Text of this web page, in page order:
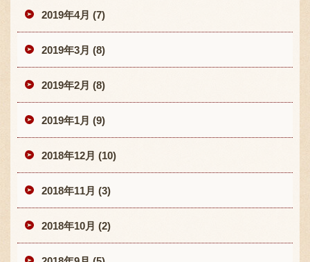
2019年4月 (7)
2019年3月 (8)
2019年2月 (8)
2019年1月 (9)
2018年12月 (10)
2018年11月 (3)
2018年10月 (2)